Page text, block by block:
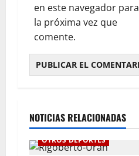
en este navegador para
la próxima vez que
comente.
NOTICIAS RELACIONADAS
OTROS DEPORTES